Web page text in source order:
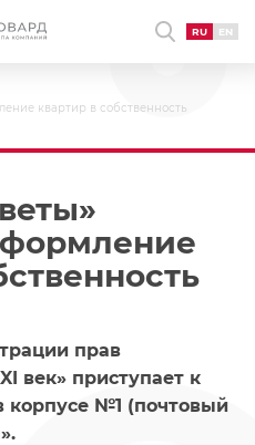
RU EN
квартир в собственность
прав
век» приступает к
№1 (почтовый